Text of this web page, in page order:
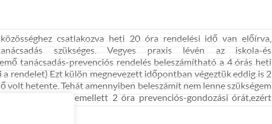
csatlakozva heti 20 óra rendelési idő van előírva,
szükséges. Vegyes praxis lévén az iskola-és
tanácsadás-prevenciós rendelés beleszámítható a 4 órás heti
a rendelet) Ezt külön megnevezett időpontban végeztük eddig is 2
volt hetente. Tehát amennyiben beleszámít nem lenne szükségem
kijelölnöm emellett 2 óra prevenciós-gondozási órát,ezért